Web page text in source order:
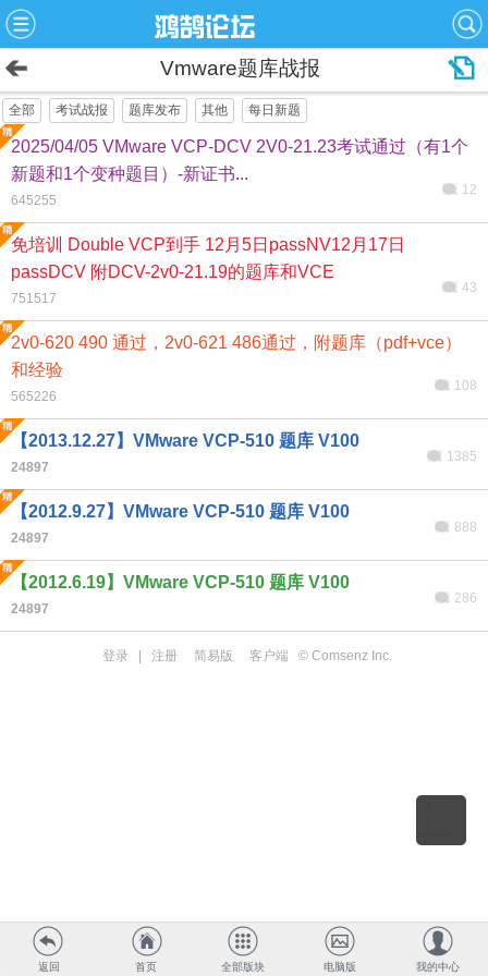
Vmware题库战报
全部 考试战报 题库发布 其他 每日新题
2025/04/05 VMware VCP-DCV 2V0-21.23考试通过（有1个
新题和1个变种题目）-新证书...
645255
12
免培训 Double VCP到手 12月5日passNV12月17日
passDCV 附DCV-2v0-21.19的题库和VCE
751517
43
2v0-620 490 通过，2v0-621 486通过，附题库（pdf+vce）
和经验
565226
108
【2013.12.27】VMware VCP-510 题库 V100
24897
1385
【2012.9.27】VMware VCP-510 题库 V100
24897
888
【2012.6.19】VMware VCP-510 题库 V100
24897
286
登录 注册 简易版 客户端 © Comsenz Inc.
返回 首页 全部版块 电脑版 我的中心